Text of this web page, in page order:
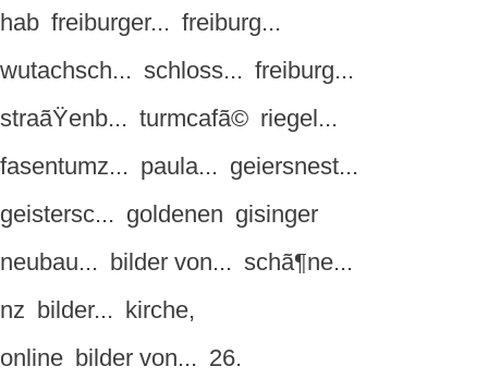
hab freiburger... freiburg...
wutachsch... schloss... freiburg...
straãŸenb... turmcafã© riegel...
fasentumz... paula... geiersnest...
geistersc... goldenen gisinger
neubau... bilder von... schã¶ne...
nz bilder... kirche,
online bilder von... 26.